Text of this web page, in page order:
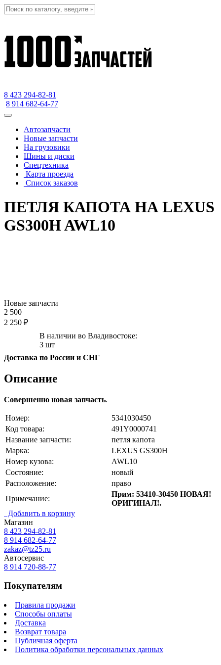
8 423 294-82-81
8 914 682-64-77
Автозапчасти
Новые запчасти
На грузовики
Шины и диски
Спецтехника
Карта проезда
Список заказов
ПЕТЛЯ КАПОТА НА LEXUS
GS300H AWL10
Новые запчасти
2 500
2 250 ₽
В наличии во Владивостоке:
3 шт
Доставка по России и СНГ
Описание
Совершенно новая запчасть.
Номер:
5341030450
Код товара:
491Y0000741
Название запчасти:
петля капота
Марка:
LEXUS GS300H
Номер кузова:
AWL10
Состояние:
новый
Расположение:
право
Примечание:
Прим: 53410-30450 НОВАЯ!
ОРИГИНАЛ!.
Добавить в корзину
Магазин
8 423 294-82-81
8 914 682-64-77
zakaz@tz25.ru
Автосервис
8 914 720-88-77
Покупателям
Правила продажи
Способы оплаты
Доставка
Возврат товара
Публичная оферта
Политика обработки персональных данных